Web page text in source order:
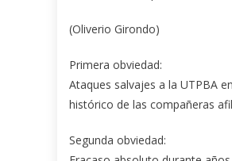
(Oliverio Girondo)
Primera obviedad:
Ataques salvajes a la UTPBA
histórico de las compañeras
Segunda obviedad: